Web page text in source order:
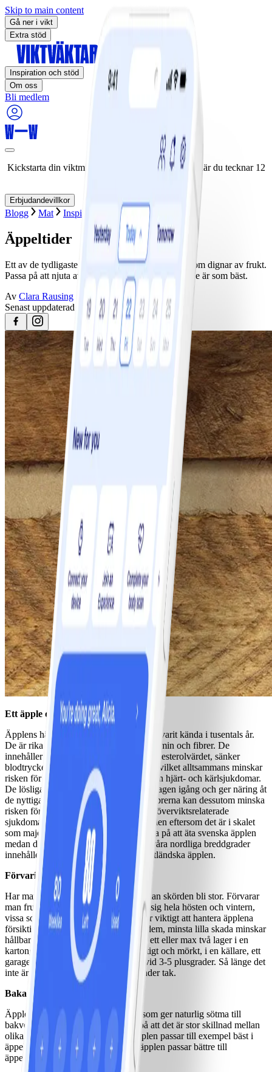
Skip to main content
Gå ner i vikt
Extra stöd
Inspiration och stöd
Om oss
Bli medlem
Kickstarta din viktminskningsresa nu! Spara 50% när du tecknar 12
Erbjudandevillkor
Blogg Mat Inspiration Säsongsbetonat
Äppeltider
Ett av de tydligaste hösttecknen är väl äppleträd som dignar av frukt.
Passa på att njuta av våra svenska äpplen nu när de är som bäst.
Av Clara Rausing
Senast uppdaterad
25 april 2023
Ett äpple om dagen…
Äpplens hälsofrämjande egenskaper har varit kända i tusentals år.
De är rika på flavonoider, kalium, C-vitamin och fibrer. De
innehåller även ämnen som förbättrar kolesterolvärdet, sänker
blodtrycket och stabiliserar blodsockret, vilket alltsammans minskar
risken för hälsoproblem som diabetes och hjärt- och kärlsjukdomar.
De lösliga och olösliga fibrerna håller magen igång och ger näring åt
de nyttiga tarmbakterierna. De lösliga fibrerna kan dessutom minska
risken för inflammation i samband med överviktsrelaterade
sjukdomar. Använd gärna oskalade äpplen eftersom det är i skalet
som majoriteten av näringen sitter. Passa på att äta svenska äpplen
medan de är som allra bäst. Tack vare våra nordliga breddgrader
innehåller de oftast mer C-vitamin än utländska äpplen.
Förvaring
Har man egna äppleträd i trädgården kan skörden bli stor. Förvarar
man frukterna på rätt sätt kan de hålla sig hela hösten och vintern,
vissa sorter ända fram till våren. Det är viktigt att hantera äpplena
försiktigt när man plockar och lagrar dem, minsta lilla skada minskar
hållbarheten avsevärt. Lägg äpplena i ett eller max två lager i en
kartong eller låda. Förvarar svalt, fuktigt och mörkt, i en källare, ett
garage eller på vinden. De trivs bäst vid 3-5 plusgrader. Så länge det
inte är frost kan lådan stå utomhus under tak.
Baka med äpplen
Äpplen är en fantastisk smaksättare som ger naturlig sötma till
bakverk och efterrätter. Tänk dock på att det är stor skillnad mellan
olika sorter. Fasta och lite syrliga äpplen passar till exempel bäst i
äppelpajer medan söta och mjöliga äpplen passar bättre till
äppelmos.